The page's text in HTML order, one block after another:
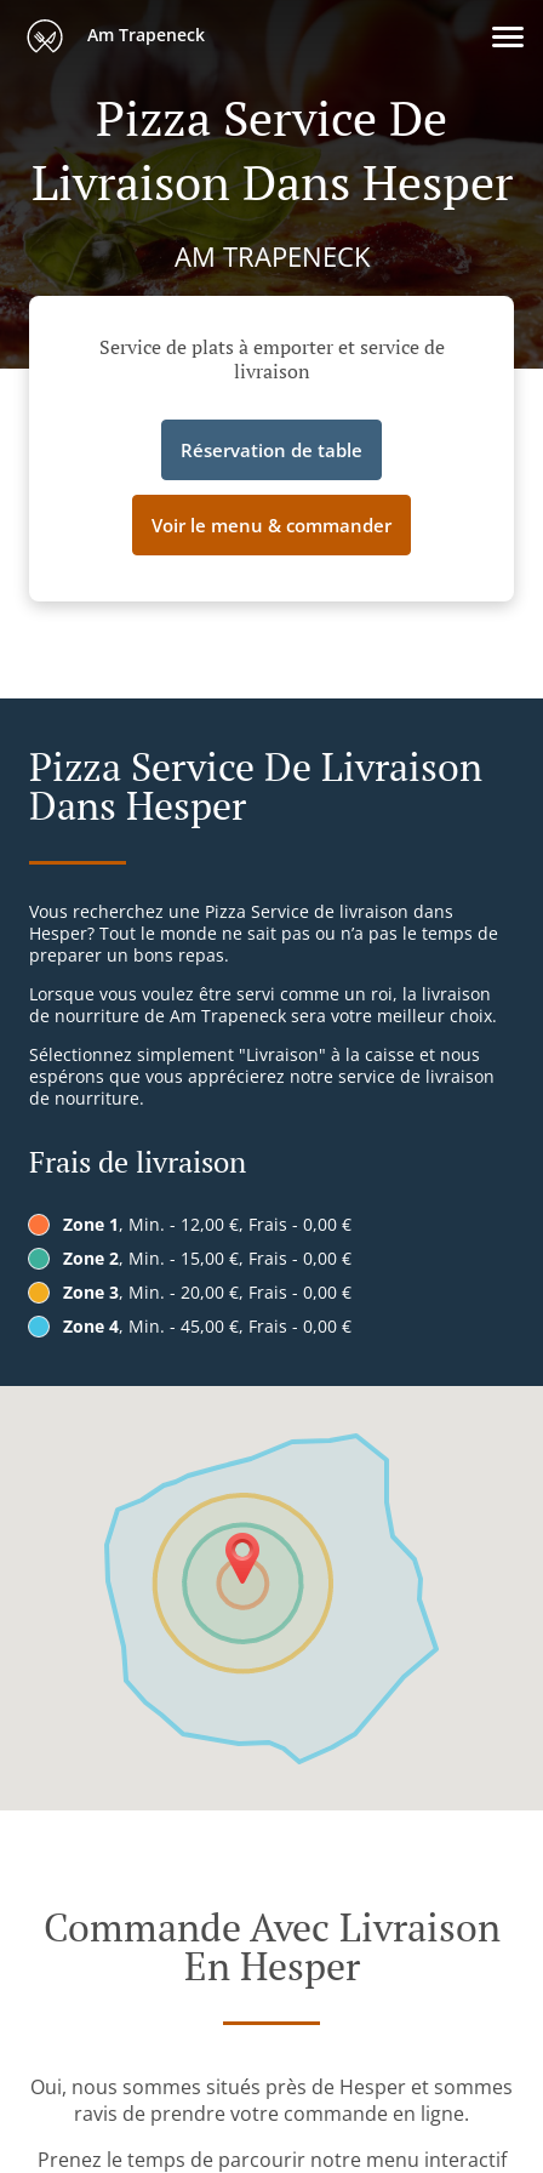
Am Trapeneck
Pizza Service De
Livraison Dans Hesper
AM TRAPENECK
Service de plats à emporter et service de
livraison
Réservation de table
Voir le menu & commander
Pizza Service De Livraison
Dans Hesper
Vous recherchez une Pizza Service de livraison dans
Hesper? Tout le monde ne sait pas ou n’a pas le temps de
preparer un bons repas.
Lorsque vous voulez être servi comme un roi, la livraison
de nourriture de Am Trapeneck sera votre meilleur choix.
Sélectionnez simplement "Livraison" à la caisse et nous
espérons que vous apprécierez notre service de livraison
de nourriture.
Frais de livraison
Zone 1, Min. - 12,00 €, Frais - 0,00 €
Zone 2, Min. - 15,00 €, Frais - 0,00 €
Zone 3, Min. - 20,00 €, Frais - 0,00 €
Zone 4, Min. - 45,00 €, Frais - 0,00 €
Commande Avec Livraison
En Hesper
Oui, nous sommes situés près de Hesper et sommes
ravis de prendre votre commande en ligne.
Prenez le temps de parcourir notre menu interactif